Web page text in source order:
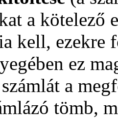
a kötelező
kell, ezekre
ez
a
tömb,